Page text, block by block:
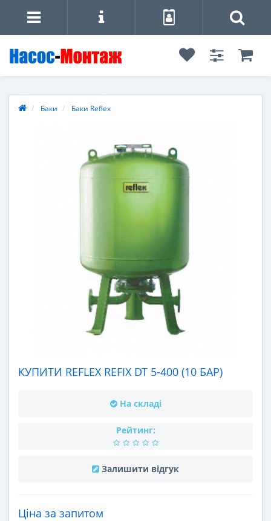
Баки Баки Reflex
КУПИТИ REFLEX REFIX DT 5-400 (10 БАР)
На складі
Рейтинг:
Залишити відгук
Ціна за запитом